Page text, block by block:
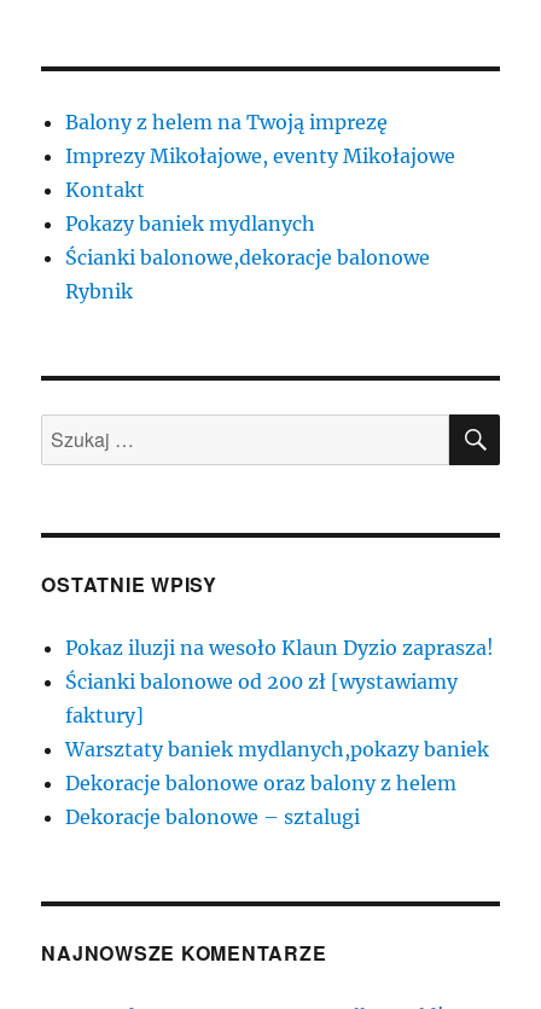
Balony z helem na Twoją imprezę
Imprezy Mikołajowe, eventy Mikołajowe
Kontakt
Pokazy baniek mydlanych
Ścianki balonowe,dekoracje balonowe
Rybnik
Szukaj:
OSTATNIE WPISY
Pokaz iluzji na wesoło Klaun Dyzio zaprasza!
Ścianki balonowe od 200 zł [wystawiamy
faktury]
Warsztaty baniek mydlanych,pokazy baniek
Dekoracje balonowe oraz balony z helem
Dekoracje balonowe – sztalugi
NAJNOWSZE KOMENTARZE